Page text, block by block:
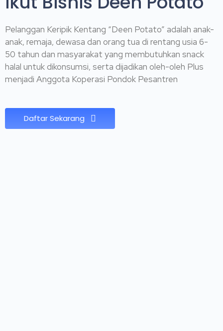
Pelanggan Keripik Kentang “Deen Potato” adalah anak-
anak, remaja, dewasa dan orang tua di rentang usia 6-
50 tahun dan masyarakat yang membutuhkan snack
halal untuk dikonsumsi, serta dijadikan oleh-oleh Plus
menjadi Anggota Koperasi Pondok Pesantren
Daftar Sekarang